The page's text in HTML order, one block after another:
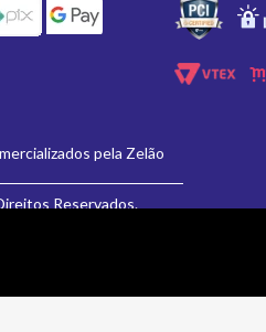
pela Zelão
Reservados.
alterações posteriores de preço. |